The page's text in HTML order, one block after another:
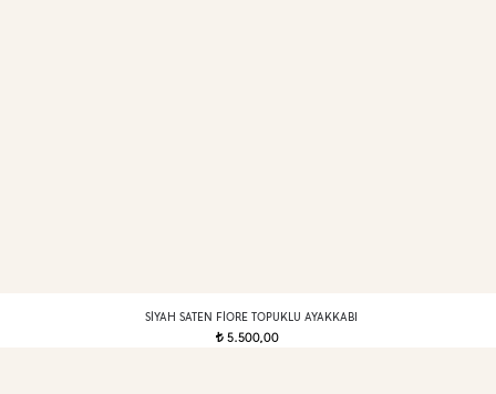
SIYAH SATEN FIORE TOPUKLU AYAKKABI
t5.500,00